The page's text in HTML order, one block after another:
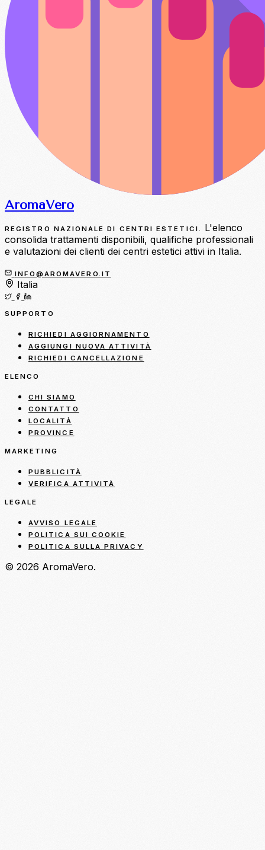
AromaVero
REGISTRO NAZIONALE DI CENTRI ESTETICI.
L'elenco
consolida trattamenti disponibili, qualifiche professionali
e valutazioni dei clienti dei centri estetici attivi in Italia.
INFO@AROMAVERO.IT
Italia
SUPPORTO
RICHIEDI AGGIORNAMENTO
AGGIUNGI NUOVA ATTIVITÀ
RICHIEDI CANCELLAZIONE
ELENCO
CHI SIAMO
CONTATTO
LOCALITÀ
PROVINCE
MARKETING
PUBBLICITÀ
VERIFICA ATTIVITÀ
LEGALE
AVVISO LEGALE
POLITICA SUI COOKIE
POLITICA SULLA PRIVACY
© 2026 AromaVero.